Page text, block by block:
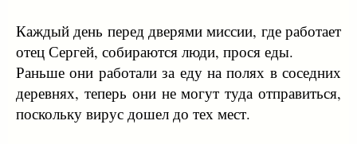
Каждый день перед дверями миссии, где работает
отец Сергей, собираются люди, прося еды.
Раньше они работали за еду на полях в соседних
деревнях, теперь они не могут туда отправиться,
поскольку вирус дошел до тех мест.